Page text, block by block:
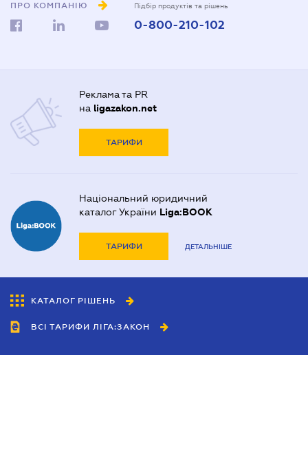
ПРО КОМПАНІЮ Підбір продуктів та рішень
0-800-210-102
Реклама та PR
на ligazakon.net
ТАРИФИ
Національний юридичний
каталог України Liga:BOOK
ТАРИФИ ДЕТАЛЬНІШЕ
КАТАЛОГ РІШЕНЬ
ВСІ ТАРИФИ ЛІГА:ЗАКОН